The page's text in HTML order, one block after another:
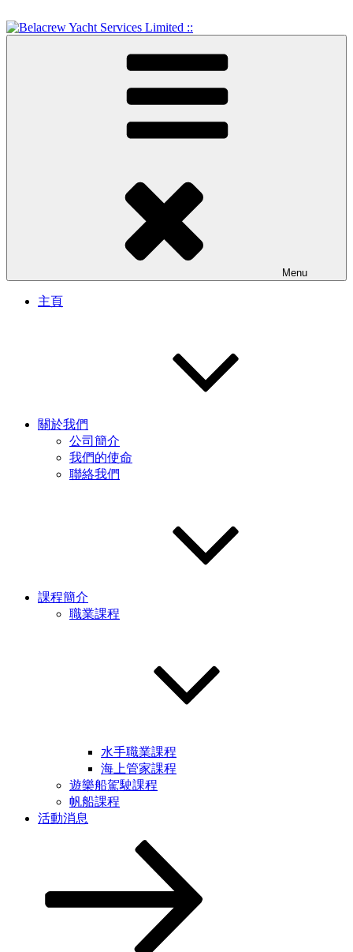
to
content
Belacrew Yacht Services
Crew Training and Yacht Service
Menu
主頁
關於我們
公司簡介
我們的使命
聯絡我們
課程簡介
職業課程
水手職業課程
海上管家課程
遊樂船駕駛課程
帆船課程
活動消息